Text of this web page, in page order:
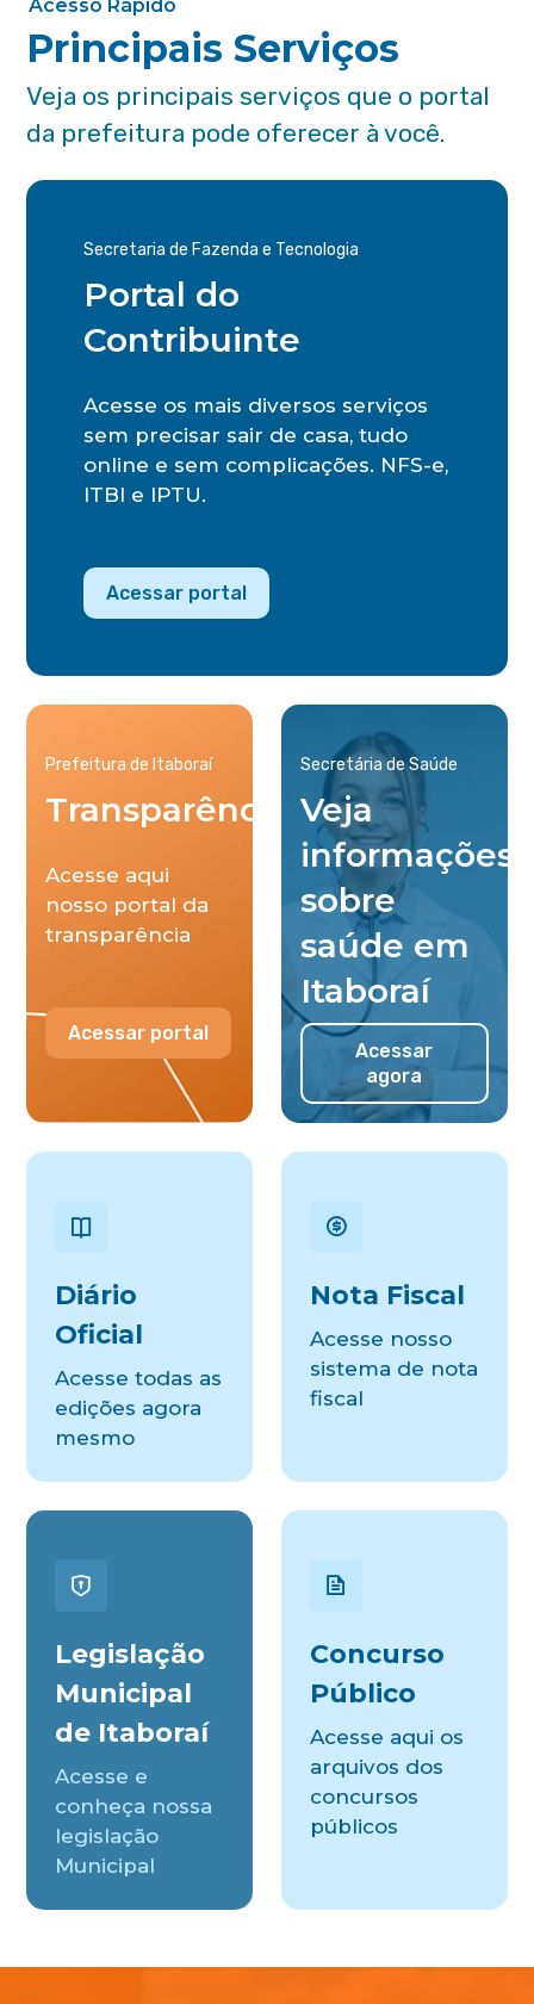
Acesso Rápido
Principais Serviços
Veja os principais serviços que o portal
da prefeitura pode oferecer à você.
Secretaria de Fazenda e Tecnologia
Portal do
Contribuinte
Acesse os mais diversos serviços
sem precisar sair de casa, tudo
online e sem complicações. NFS-e,
ITBI e IPTU.
Acessar portal
Prefeitura de Itaboraí
Transparência
Acesse aqui
nosso portal da
transparência
Acessar portal
Secretária de Saúde
Veja
informações
sobre
saúde em
Itaboraí
Acessar
agora
Diário
Oficial
Acesse todas as
edições agora
mesmo
Nota Fiscal
Acesse nosso
sistema de nota
fiscal
Legislação
Municipal
de Itaboraí
Acesse e
conheça nossa
legislação
Municipal
Concurso
Público
Acesse aqui os
arquivos dos
concursos
públicos